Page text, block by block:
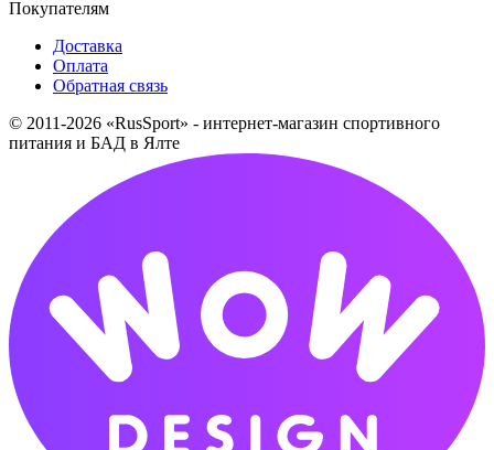
Покупателям
Доставка
Оплата
Обратная связь
© 2011-2026 «RusSport» - интернет-магазин спортивного
питания и БАД в Ялте